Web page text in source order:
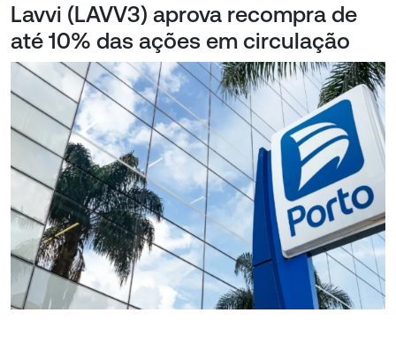
Lavvi (LAVV3) aprova recompra de
até 10% das ações em circulação